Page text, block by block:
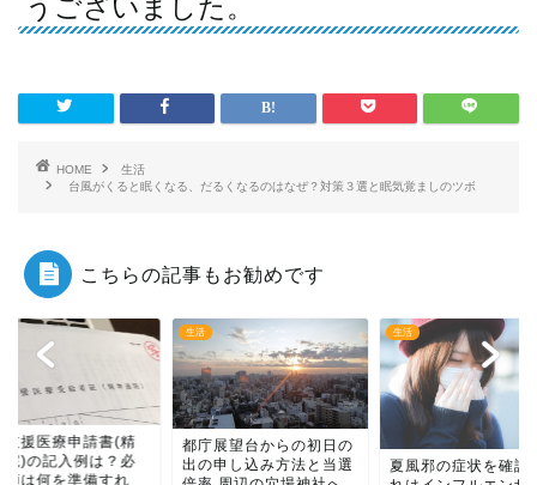
うございました。
HOME
生活
台風がくると眠くなる、だるくなるのはなぜ？対策３選と眠気覚ましのツボ
こちらの記事もお勧めです
支援医療申請書(精
院)の記入例は？必
類は何を準備すれ
生活
都庁展望台からの初日の
出の申し込み方法と当選
生活
夏風邪の症状を確認